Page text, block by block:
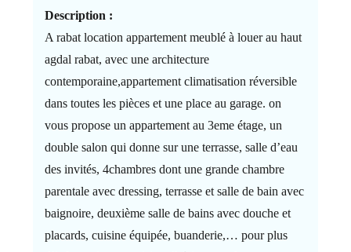
Description :
A rabat location appartement meublé à louer au haut
agdal rabat, avec une architecture
contemporaine,appartement climatisation réversible
dans toutes les pièces et une place au garage. on
vous propose un appartement au 3eme étage, un
double salon qui donne sur une terrasse, salle d’eau
des invités, 4chambres dont une grande chambre
parentale avec dressing, terrasse et salle de bain avec
baignoire, deuxième salle de bains avec douche et
placards, cuisine équipée, buanderie,… pour plus